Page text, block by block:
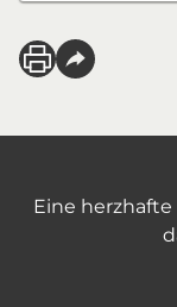
Eine